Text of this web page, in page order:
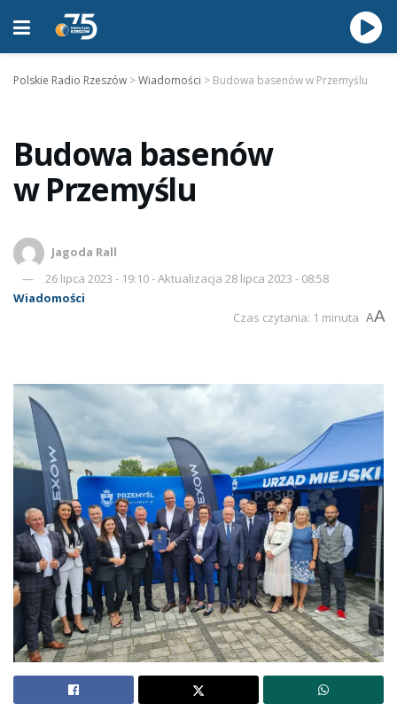
Polskie Radio Rzeszów >Wiadomości > Budowa basenów w Przemyślu
Budowa basenów
w Przemyślu
Jagoda Rall
26 lipca 2023 - 19:10 - Aktualizacja 28 lipca 2023 - 08:58
Wiadomości
Czas czytania: 1 minuta AA